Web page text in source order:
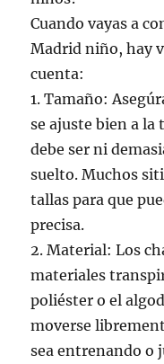
Cuando vayas a
Madrid niño, hay
cuenta:
1. Tamaño:
se ajuste bien a la
debe ser ni
suelto. Muchos
tallas para que
precisa.
2. Material: Los
materiales
poliéster o el
moverse
sea entrenando o